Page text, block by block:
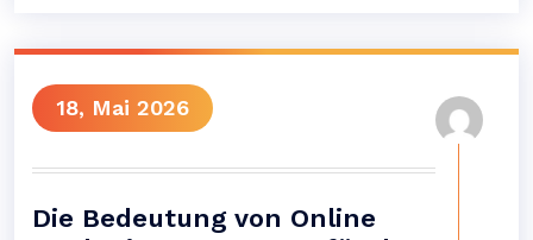
18, Mai 2026
Die Bedeutung von Online